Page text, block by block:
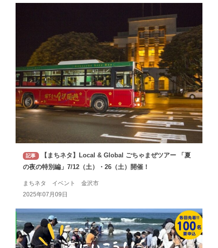
記事
【まちネタ】Local & Global ごちゃまぜツアー 「夏
の夜の特別編」7/12（土）・26（土）開催！
まちネタ イベント 金沢市
2025年07月09日